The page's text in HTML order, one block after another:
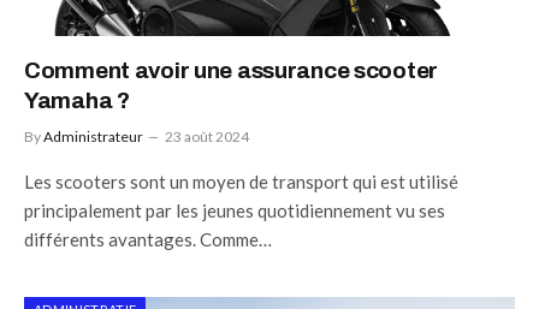
Comment avoir une assurance scooter
Yamaha ?
ByAdministrateur 23 août 2024
Les scooters sont un moyen de transport qui est utilisé
principalement par les jeunes quotidiennement vu ses
différents avantages. Comme…